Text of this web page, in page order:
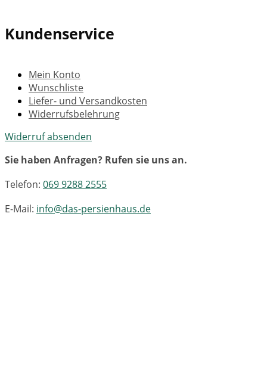
Kundenservice
Mein Konto
Wunschliste
Liefer- und Versandkosten
Widerrufsbelehrung
Widerruf absenden
Sie haben Anfragen? Rufen sie uns an.
Telefon: 069 9288 2555
E-Mail: info@das-persienhaus.de